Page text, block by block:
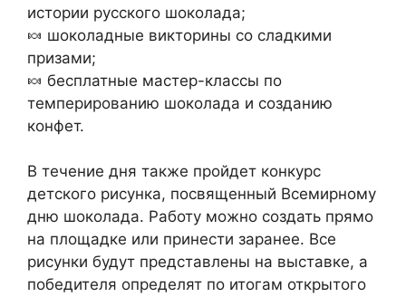
истории русского шоколада;
🍬 шоколадные викторины со сладкими
призами;
🍬 бесплатные мастер-классы по
темперированию шоколада и созданию
конфет.
В течение дня также пройдет конкурс
детского рисунка, посвященный Всемирному
дню шоколада. Работу можно создать прямо
на площадке или принести заранее. Все
рисунки будут представлены на выставке, а
победителя определят по итогам открытого